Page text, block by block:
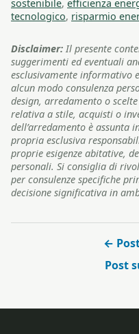
sostenibile, efficienza
tecnologico, risparmio
Disclaimer: Il presente
suggerimenti ed eventuali
esclusivamente informativo
alcun modo consulenza
design, arredamento o
relativa a stile, acquisti o
dell’arredamento è assunta
propria esclusiva
proprie esigenze abitative,
personali. Si consiglia di
per consulenze specifiche
decisione significativa in
←
Post